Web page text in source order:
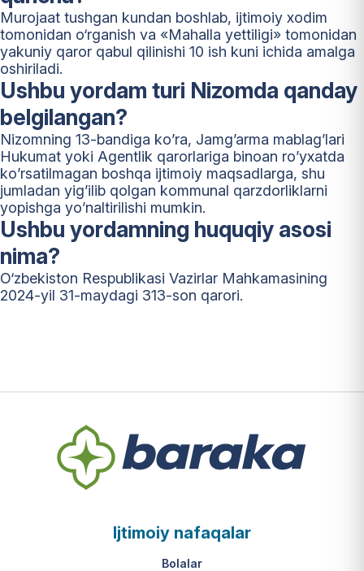
Murojaat tushgan kundan boshlab, ijtimoiy xodim
tomonidan o‘rganish va «Mahalla yettiligi» tomonidan
yakuniy qaror qabul qilinishi 10 ish kuni ichida amalga
oshiriladi.
Ushbu yordam turi Nizomda qanday
belgilangan?
Nizomning 13-bandiga ko’ra, Jamg’arma mablag’lari
Hukumat yoki Agentlik qarorlariga binoan ro’yxatda
ko’rsatilmagan boshqa ijtimoiy maqsadlarga, shu
jumladan yig’ilib qolgan kommunal qarzdorliklarni
yopishga yo’naltirilishi mumkin.
Ushbu yordamning huquqiy asosi
nima?
O‘zbekiston Respublikasi Vazirlar Mahkamasining
2024-yil 31-maydagi 313-son qarori.
Ijtimoiy nafaqalar
Bolalar